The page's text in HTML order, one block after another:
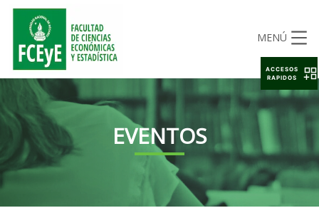
MENÚ
EVENTOS
ACCESOS
RAPIDOS